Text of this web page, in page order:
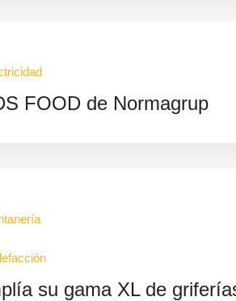
FOOD de Normagrup
su gama XL de